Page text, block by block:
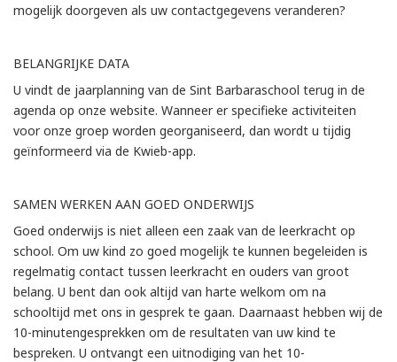
mogelijk doorgeven als uw contactgegevens veranderen?
BELANGRIJKE DATA
U vindt de jaarplanning van de Sint Barbaraschool terug in de
agenda op onze website. Wanneer er specifieke activiteiten
voor onze groep worden georganiseerd, dan wordt u tijdig
geïnformeerd via de Kwieb-app.
SAMEN WERKEN AAN GOED ONDERWIJS
Goed onderwijs is niet alleen een zaak van de leerkracht op
school. Om uw kind zo goed mogelijk te kunnen begeleiden is
regelmatig contact tussen leerkracht en ouders van groot
belang. U bent dan ook altijd van harte welkom om na
schooltijd met ons in gesprek te gaan. Daarnaast hebben wij de
10-minutengesprekken om de resultaten van uw kind te
bespreken. U ontvangt een uitnodiging van het 10-